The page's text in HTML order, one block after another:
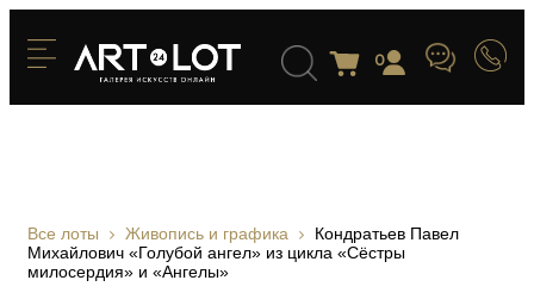
0
Все лоты Живопись и графика
Кондратьев Павел
Михайлович «Голубой ангел» из цикла «Сёстры
милосердия» и «Ангелы»